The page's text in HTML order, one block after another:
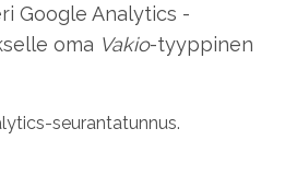
Google Analytics -
oma Vakio-tyyppinen
seurantatunnus.